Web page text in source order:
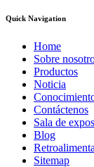
Quick Navigation
Home
Sobre
Productos
Noticia
Contáctenos
Sala de
Blog
Sitemap